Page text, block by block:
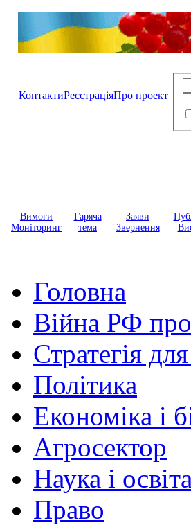
КонтактиРеєстраціяПро проект
Вимоги
Моніторинг
Гаряча
тема
Заяви
Звернення
Головна
Війна РФ
Стратегія
Політика
Економіка і
Агросектор
Наука і освіта
Право